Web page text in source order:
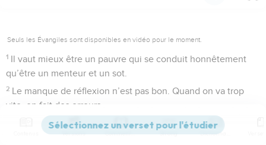
Seuls les Évangiles sont disponibles en vidéo pour le moment.
1 Il vaut mieux être un pauvre qui se conduit honnêtement
qu’être un menteur et un sot.
2 Le manque de réflexion n’est pas bon. Quand on va trop
vite, on fait des erreurs.
Les humains se trompent de route à cause de leur bêtise.
Ensuite, ils se mettent en colère contre le SEIGNEUR.
Versions Commentaires Strong